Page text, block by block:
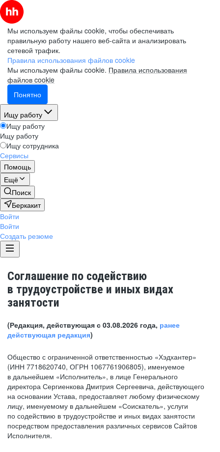
Мы используем файлы cookie, чтобы обеспечивать
правильную работу нашего веб-сайта и анализировать
сетевой трафик.
Правила использования файлов cookie
Мы используем файлы cookie. Правила использования
файлов cookie
Понятно
Ищу работу
Ищу работу
Ищу работу
Ищу сотрудника
Сервисы
Помощь
Ещё
Поиск
Беркакит
Войти
Войти
Создать резюме
Соглашение по содействию
в трудоустройстве и иных видах
занятости
(Редакция, действующая с 03.08.2026 года, ранее
действующая редакция)
Общество с ограниченной ответственностью «Хэдхантер»
(ИНН 7718620740, ОГРН 1067761906805), именуемое
в дальнейшем «Исполнитель», в лице Генерального
директора Сергиенкова Дмитрия Сергеевича, действующего
на основании Устава, предоставляет любому физическому
лицу, именуемому в дальнейшем «Соискатель», услуги
по содействию в трудоустройстве и иных видах занятости
посредством предоставления различных сервисов Сайтов
Исполнителя.